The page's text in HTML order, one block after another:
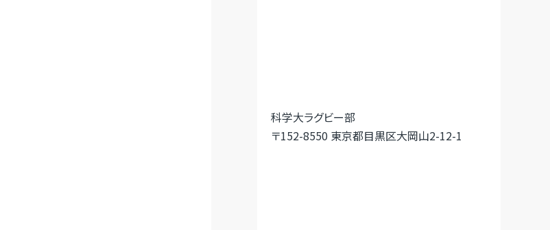
科学大ラグビー部
〒152-8550 東京都目黒区大岡山2-12-1